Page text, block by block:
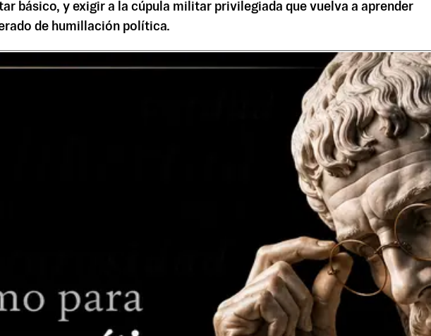
básico, y exigir a la cúpula militar privilegiada que vuelva a aprender
de humillación política.